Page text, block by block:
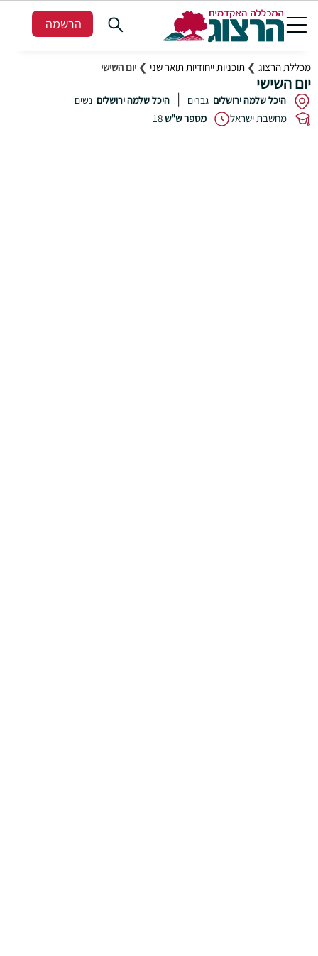
הרשמה
מחשבת ישראל מספר ש"ש18
היכל שלמה ירושלים גברים היכל שלמה ירושלים נשים
יום השישי
מכללת הרצוג ❯ תוכניות ייחודיות תואר שני ❯ יום השישי